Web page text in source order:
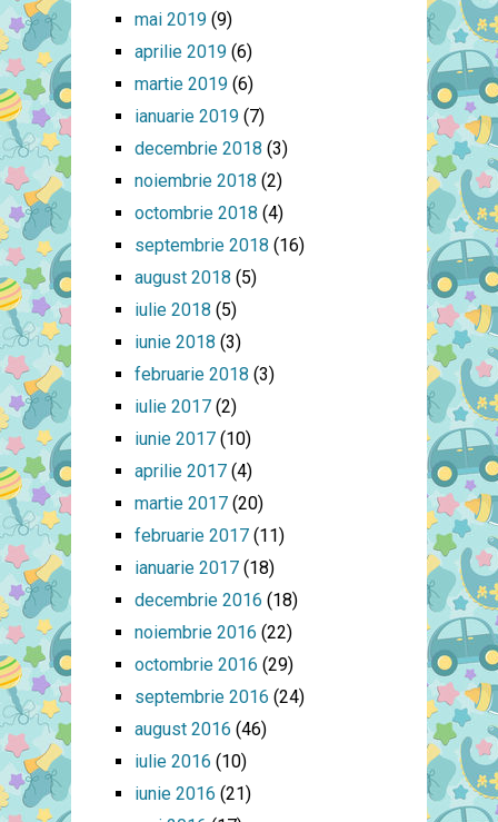
mai 2019(9)
aprilie 2019(6)
martie 2019(6)
ianuarie 2019(7)
decembrie 2018 (3)
noiembrie 2018 (2)
octombrie 2018 (4)
septembrie 2018 (16)
august 2018 (5)
iulie 2018 (5)
iunie 2018 (3)
februarie 2018 (3)
iulie 2017(2)
iunie 2017(10)
aprilie 2017(4)
martie 2017(20)
februarie 2017(11)
ianuarie 2017(18)
decembrie 2016 (18)
noiembrie 2016 (22)
octombrie 2016 (29)
septembrie 2016 (24)
august 2016 (46)
iulie 2016 (10)
iunie 2016 (21)